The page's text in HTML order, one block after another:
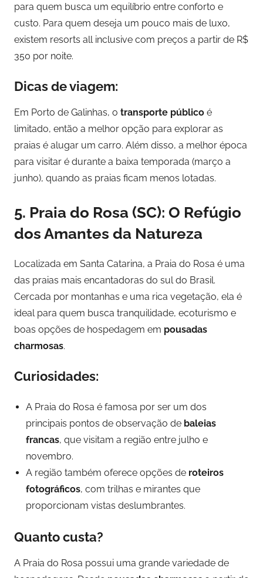
para quem busca um equilíbrio entre conforto e
custo. Para quem deseja um pouco mais de luxo,
existem resorts all inclusive com preços a partir de R$
350 por noite.
Dicas de viagem:
Em Porto de Galinhas, o transporte público é
limitado, então a melhor opção para explorar as
praias é alugar um carro. Além disso, a melhor época
para visitar é durante a baixa temporada (março a
junho), quando as praias ficam menos lotadas.
5. Praia do Rosa (SC): O Refúgio
dos Amantes da Natureza
Localizada em Santa Catarina, a Praia do Rosa é uma
das praias mais encantadoras do sul do Brasil.
Cercada por montanhas e uma rica vegetação, ela é
ideal para quem busca tranquilidade, ecoturismo e
boas opções de hospedagem em pousadas
charmosas.
Curiosidades:
A Praia do Rosa é famosa por ser um dos
principais pontos de observação de baleias
francas, que visitam a região entre julho e
novembro.
A região também oferece opções de roteiros
fotográficos, com trilhas e mirantes que
proporcionam vistas deslumbrantes.
Quanto custa?
A Praia do Rosa possui uma grande variedade de